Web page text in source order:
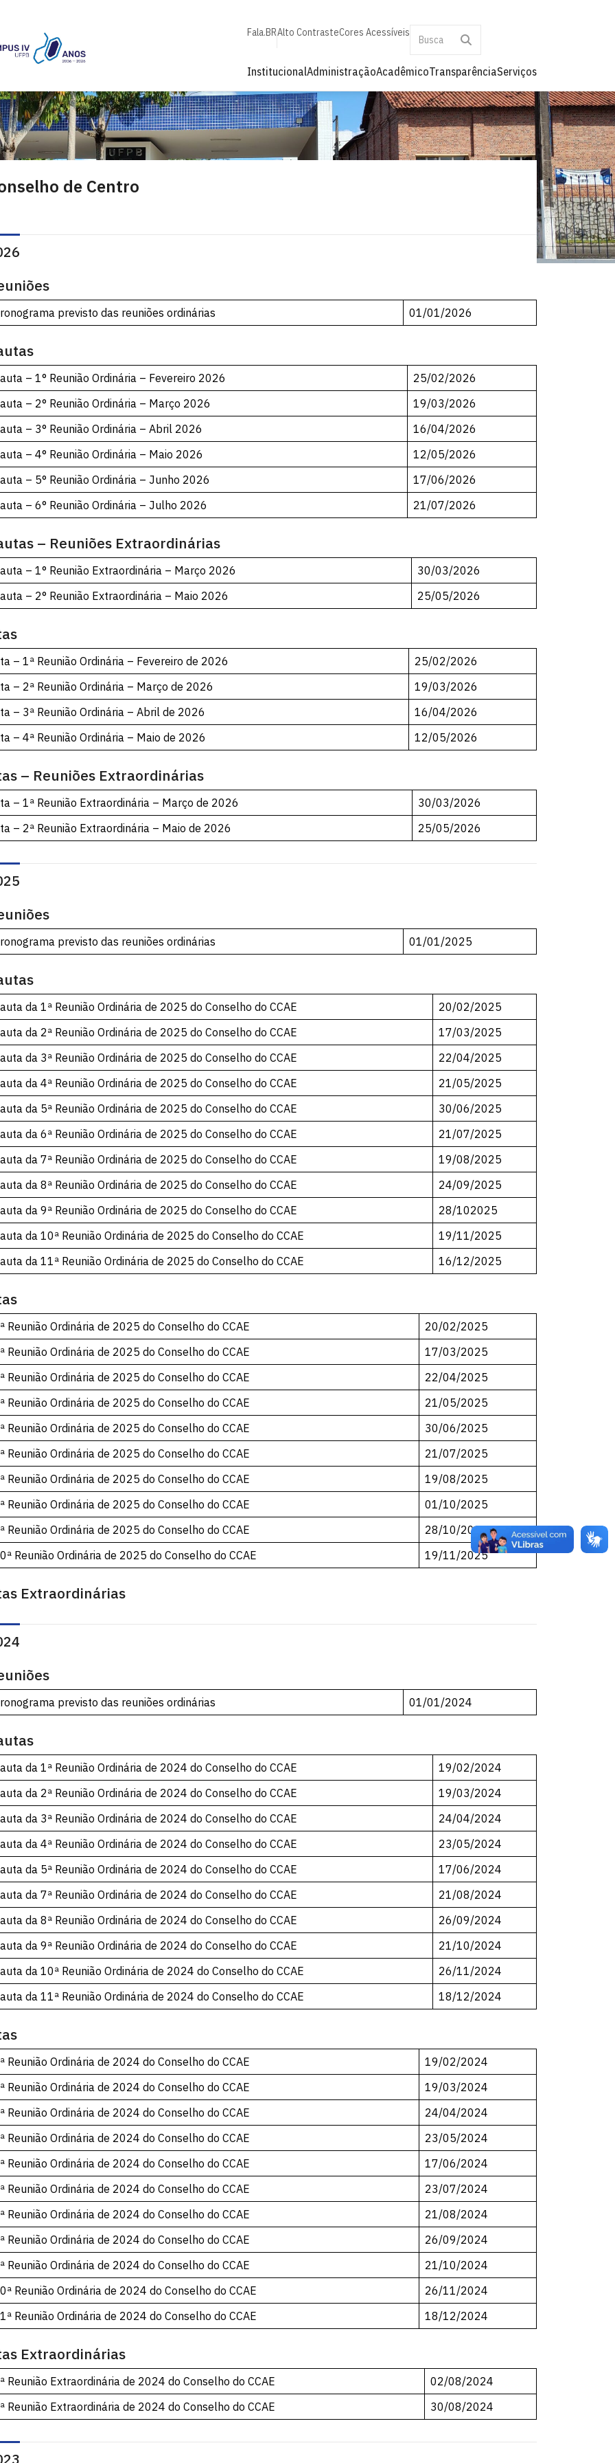
Fala.BRAlto ContrasteCores Acessíveis
InstitucionalAdministraçãoAcadêmicoTransparênciaServiços
de Centro
previsto das reuniões ordinárias 01/01/2026
– 1° Reunião Ordinária – Fevereiro 2026
25/02/2026
– 2° Reunião Ordinária – Março 2026
19/03/2026
– 3° Reunião Ordinária – Abril 2026
16/04/2026
– 4° Reunião Ordinária – Maio 2026
12/05/2026
– 5° Reunião Ordinária – Junho 2026
17/06/2026
– 6° Reunião Ordinária – Julho 2026
21/07/2026
– Reuniões Extraordinárias
– 1° Reunião Extraordinária – Março 2026
30/03/2026
– 2° Reunião Extraordinária – Maio 2026
25/05/2026
– 1ª Reunião Ordinária – Fevereiro de 2026
25/02/2026
– 2ª Reunião Ordinária – Março de 2026
19/03/2026
– 3ª Reunião Ordinária – Abril de 2026
16/04/2026
– 4ª Reunião Ordinária – Maio de 2026
12/05/2026
– Reuniões Extraordinárias
– 1ª Reunião Extraordinária – Março de 2026
30/03/2026
– 2ª Reunião Extraordinária – Maio de 2026
25/05/2026
previsto das reuniões ordinárias 01/01/2025
da 1ª Reunião Ordinária de 2025 do Conselho do CCAE
20/02/2025
da 2ª Reunião Ordinária de 2025 do Conselho do CCAE
17/03/2025
da 3ª Reunião Ordinária de 2025 do Conselho do CCAE
22/04/2025
da 4ª Reunião Ordinária de 2025 do Conselho do CCAE
21/05/2025
da 5ª Reunião Ordinária de 2025 do Conselho do CCAE
30/06/2025
da 6ª Reunião Ordinária de 2025 do Conselho do CCAE
21/07/2025
da 7ª Reunião Ordinária de 2025 do Conselho do CCAE
19/08/2025
da 8ª Reunião Ordinária de 2025 do Conselho do CCAE
24/09/2025
da 9ª Reunião Ordinária de 2025 do Conselho do CCAE
28/102025
da 10ª Reunião Ordinária de 2025 do Conselho do CCAE
19/11/2025
da 11ª Reunião Ordinária de 2025 do Conselho do CCAE
16/12/2025
Reunião Ordinária de 2025 do Conselho do CCAE
20/02/2025
Reunião Ordinária de 2025 do Conselho do CCAE
17/03/2025
Reunião Ordinária de 2025 do Conselho do CCAE
22/04/2025
Reunião Ordinária de 2025 do Conselho do CCAE
21/05/2025
Reunião Ordinária de 2025 do Conselho do CCAE
30/06/2025
Reunião Ordinária de 2025 do Conselho do CCAE
21/07/2025
Reunião Ordinária de 2025 do Conselho do CCAE
19/08/2025
Reunião Ordinária de 2025 do Conselho do CCAE
01/10/2025
Reunião Ordinária de 2025 do Conselho do CCAE
28/10/2025
Reunião Ordinária de 2025 do Conselho do CCAE
19/11/2025
Extraordinárias
previsto das reuniões ordinárias 01/01/2024
da 1ª Reunião Ordinária de 2024 do Conselho do CCAE
19/02/2024
da 2ª Reunião Ordinária de 2024 do Conselho do CCAE
19/03/2024
da 3ª Reunião Ordinária de 2024 do Conselho do CCAE
24/04/2024
da 4ª Reunião Ordinária de 2024 do Conselho do CCAE
23/05/2024
da 5ª Reunião Ordinária de 2024 do Conselho do CCAE
17/06/2024
da 7ª Reunião Ordinária de 2024 do Conselho do CCAE
21/08/2024
da 8ª Reunião Ordinária de 2024 do Conselho do CCAE
26/09/2024
da 9ª Reunião Ordinária de 2024 do Conselho do CCAE
21/10/2024
da 10ª Reunião Ordinária de 2024 do Conselho do CCAE
26/11/2024
da 11ª Reunião Ordinária de 2024 do Conselho do CCAE
18/12/2024
Reunião Ordinária de 2024 do Conselho do CCAE
19/02/2024
Reunião Ordinária de 2024 do Conselho do CCAE
19/03/2024
Reunião Ordinária de 2024 do Conselho do CCAE
24/04/2024
Reunião Ordinária de 2024 do Conselho do CCAE
23/05/2024
Reunião Ordinária de 2024 do Conselho do CCAE
17/06/2024
Reunião Ordinária de 2024 do Conselho do CCAE
23/07/2024
Reunião Ordinária de 2024 do Conselho do CCAE
21/08/2024
Reunião Ordinária de 2024 do Conselho do CCAE
26/09/2024
Reunião Ordinária de 2024 do Conselho do CCAE
21/10/2024
Reunião Ordinária de 2024 do Conselho do CCAE
26/11/2024
Reunião Ordinária de 2024 do Conselho do CCAE
18/12/2024
Extraordinárias
Reunião Extraordinária de 2024 do Conselho do CCAE
02/08/2024
Reunião Extraordinária de 2024 do Conselho do CCAE
30/08/2024